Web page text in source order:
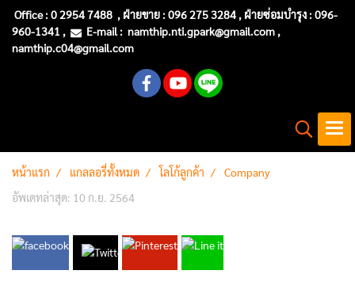
Office :0 2954 7488 , ฝ่ายขาย : 096 275 3284 , ฝ่ายซ่อมบำรุง :096-
960-1341 , E-mail : namthip.nti.gpark@gmail.com ,
namthip.c04@gmail.com
หน้าแรก แกลลอรี่ทั้งหมด โลโก้ลูกค้า
Company
อัพเดทล่าสุด: 10 ก.ย. 2564